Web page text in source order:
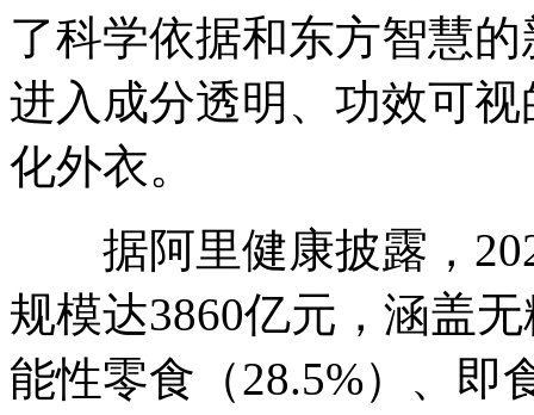
了科学依据和东方智慧
进入成分透明、功效可
化外衣。
据阿里健康披露，
规模达3860亿元，涵盖
能性零食（28.5%）、即